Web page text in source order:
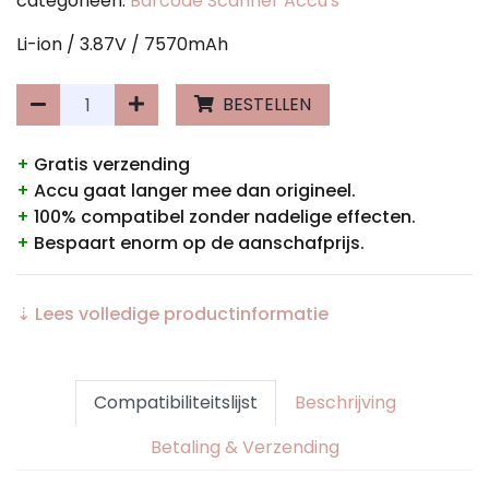
Li-ion / 3.87V / 7570mAh
BESTELLEN
+ Gratis verzending
+ Accu gaat langer mee dan origineel.
+ 100% compatibel zonder nadelige effecten.
+ Bespaart enorm op de aanschafprijs.
⇣ Lees volledige productinformatie
Compatibiliteitslijst
Beschrijving
Betaling & Verzending